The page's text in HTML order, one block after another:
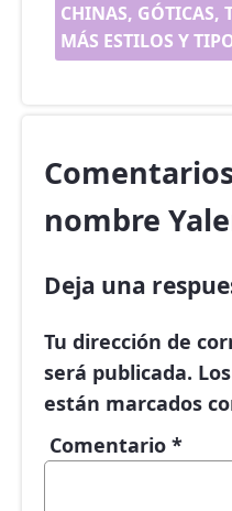
CHINAS, GÓTICAS,
MÁS ESTILOS Y
nombre
Deja una
Tu dirección de
será publicada.
están marcados
Comentario *